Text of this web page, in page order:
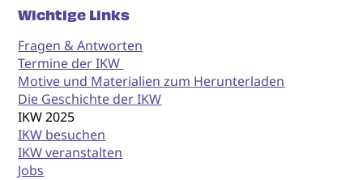
Wichtige Links
Fragen & Antworten
Termine der IKW
Motive und Materialien zum Herunterladen
Die Geschichte der IKW
IKW 2025
IKW besuchen
IKW veranstalten
Jobs